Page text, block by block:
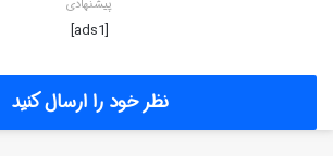
پیشنهادی
[ads1]
نظر خود را ارسال کنید